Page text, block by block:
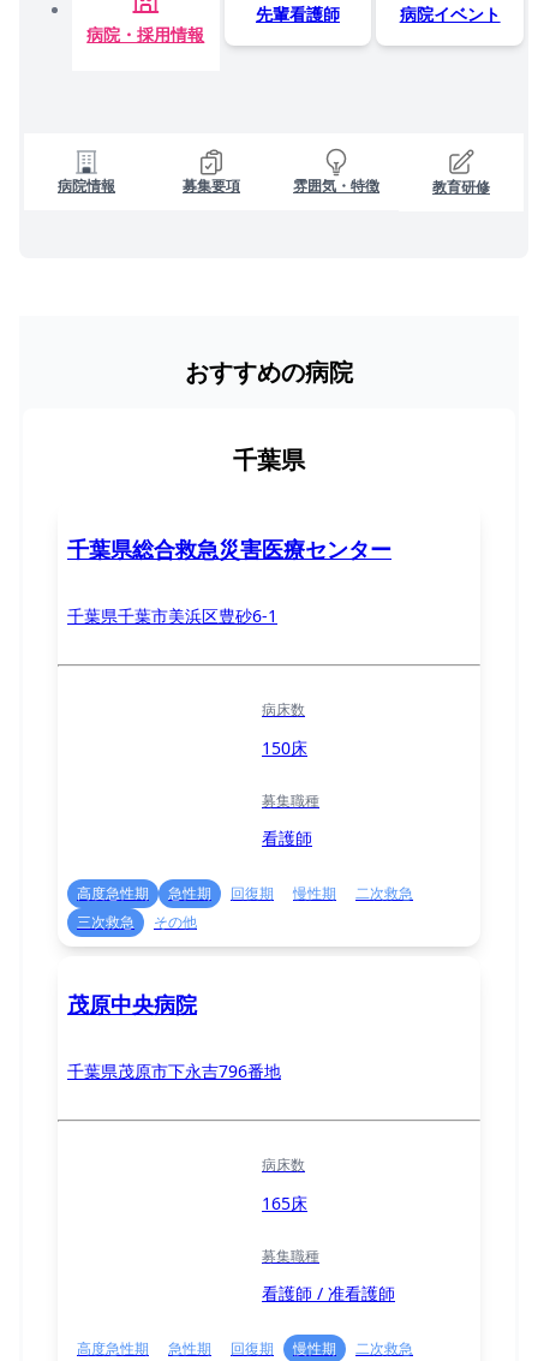
病院・採用情報
先輩看護師 病院イベント
病院情報 募集要項 雰囲気・特徴 教育研修
おすすめの病院
千葉県
千葉県総合救急災害医療センター
千葉県千葉市美浜区豊砂6-1
病床数
150床
募集職種
看護師
高度急性期 急性期 回復期 慢性期
二次救急
三次救急
その他
茂原中央病院
千葉県茂原市下永吉796番地
病床数
165床
募集職種
看護師 / 准看護師
高度急性期 急性期 回復期 慢性期
二次救急